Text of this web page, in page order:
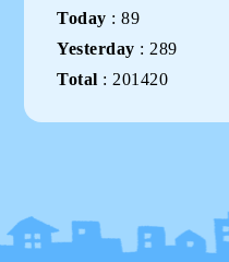
Today :89
Yesterday : 289
Total : 201420